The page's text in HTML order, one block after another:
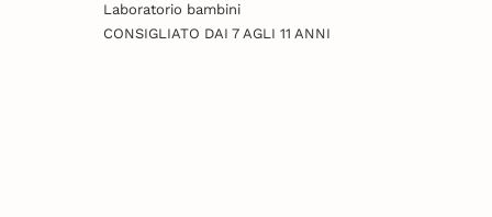
Laboratorio bambini
CONSIGLIATO DAI 7 AGLI 11 ANNI